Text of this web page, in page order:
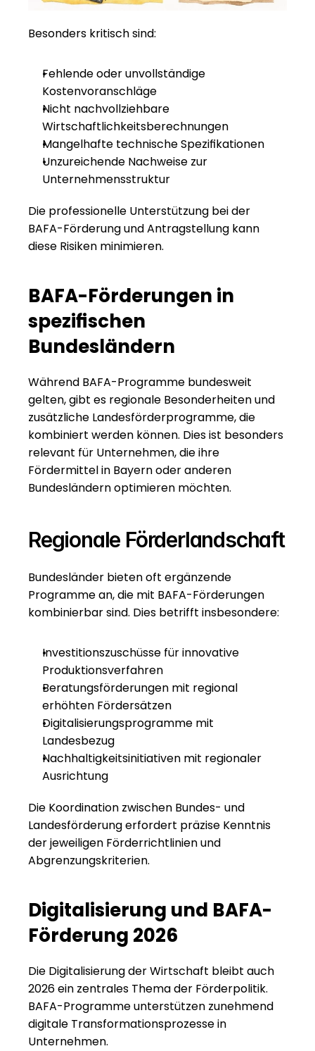
Besonders kritisch sind:
Fehlende oder unvollständige
Kostenvoranschläge
Nicht nachvollziehbare
Wirtschaftlichkeitsberechnungen
Mangelhafte technische Spezifikationen
Unzureichende Nachweise zur
Unternehmensstruktur
BAFA-Förderung und Antragstellung kann
diese Risiken minimieren.
BAFA-Förderungen in
spezifischen
Bundesländern
Während BAFA-Programme bundesweit
gelten, gibt es regionale Besonderheiten und
zusätzliche Landesförderprogramme, die
kombiniert werden können. Dies ist besonders
Fördermittel in Bayern oder anderen
Bundesländern optimieren möchten.
Regionale Förderlandschaft
Bundesländer bieten oft ergänzende
Programme an, die mit BAFA-Förderungen
kombinierbar sind. Dies betrifft insbesondere:
Investitionszuschüsse für innovative
Produktionsverfahren
Beratungsförderungen mit regional
erhöhten Fördersätzen
Digitalisierungsprogramme mit
Landesbezug
Nachhaltigkeitsinitiativen mit regionaler
Ausrichtung
Die Koordination zwischen Bundes- und
Landesförderung erfordert präzise Kenntnis
der jeweiligen Förderrichtlinien und
Abgrenzungskriterien.
Digitalisierung und BAFA-
Förderung 2026
Die Digitalisierung der Wirtschaft bleibt auch
2026 ein zentrales Thema der Förderpolitik.
BAFA-Programme unterstützen zunehmend
digitale Transformationsprozesse in
Unternehmen.